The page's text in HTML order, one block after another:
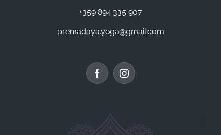
+359 894 335 907
premadaya.yoga@gmail.com